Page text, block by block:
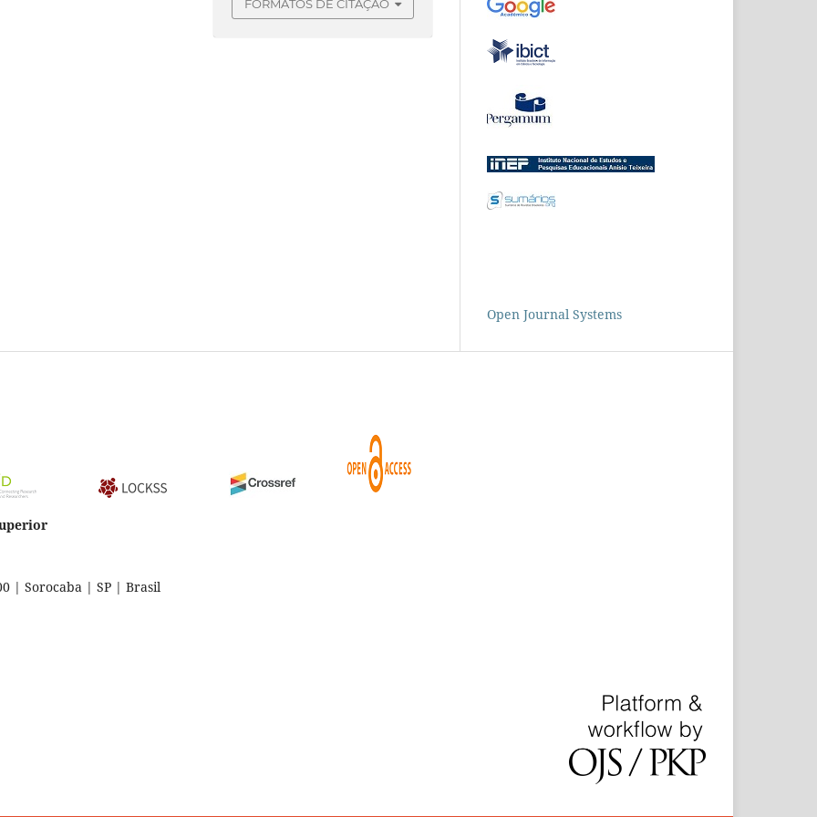
FORMATOS DE CITAÇÃO
Open Journal Systems
| Sorocaba | SP | Brasil